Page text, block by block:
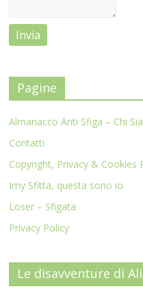
Pagine
Almanacco Anti Sfiga – Chi
Contatti
Copyright, Privacy & Cookies
Imy Sfitta, questa sono io
Loser – Sfigata
Privacy Policy
Le disavventure di